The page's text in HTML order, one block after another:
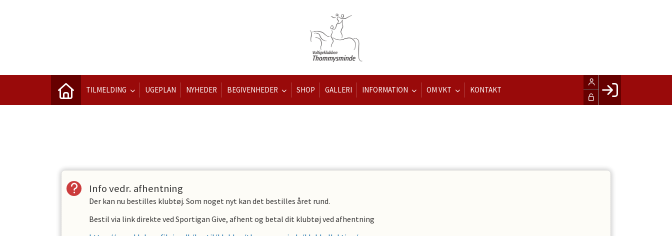
TILMELDING UGEPLAN NYHEDER BEGIVENHEDER SHOP GALLERI INFORMATION OM VKT KONTAKT
Info vedr. afhentning
Der kan nu bestilles klubtøj. Som noget nyt kan det bestilles året rund.
Bestil via link direkte ved Sportigan Give, afhent og betal dit klubtøj ved afhentning